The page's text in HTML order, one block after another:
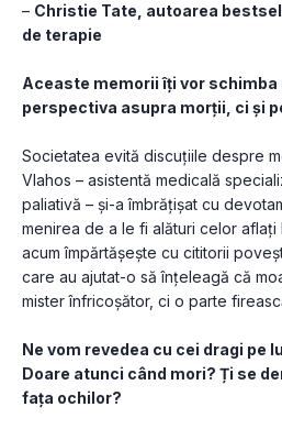
– Christie Tate, autoarea
de terapie
Aceaste memorii îți vor schimba
perspectiva asupra morții, ci și
Societatea evită discuțiile despre
Vlahos – asistentă medicală
paliativă – și-a îmbrățișat cu
menirea de a le fi alături celor aflați
acum împărtășește cu cititorii
care au ajutat-o să înțeleagă că
mister înfricoșător, ci o parte
Ne vom revedea cu cei dragi pe
Doare atunci când mori? Ți se
fața ochilor?